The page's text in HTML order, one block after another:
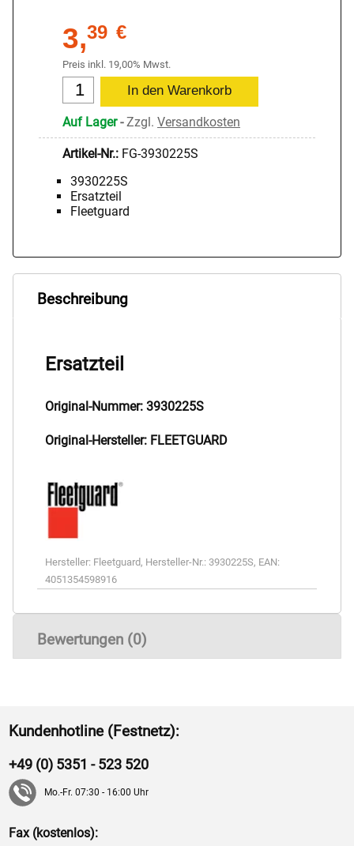
3,39 €
Preis inkl. 19,00% Mwst.
Auf Lager-Zzgl. Versandkosten
Artikel-Nr.: FG-3930225S
3930225S
Ersatzteil
Fleetguard
Beschreibung
Ersatzteil
Original-Nummer: 3930225S
Original-Hersteller: FLEETGUARD
Hersteller: Fleetguard , Hersteller-Nr.: 3930225S, EAN:
4051354598916
Bewertungen (0)
Kundenhotline (Festnetz):
+49 (0) 5351 - 523 520
Mo.-Fr. 07:30 - 16:00 Uhr
Fax (kostenlos):